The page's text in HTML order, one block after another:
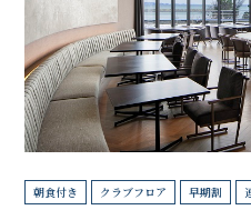
朝食付き クラブフロア 早期割